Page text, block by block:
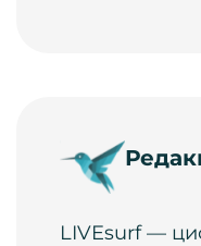
LIVEsurf —